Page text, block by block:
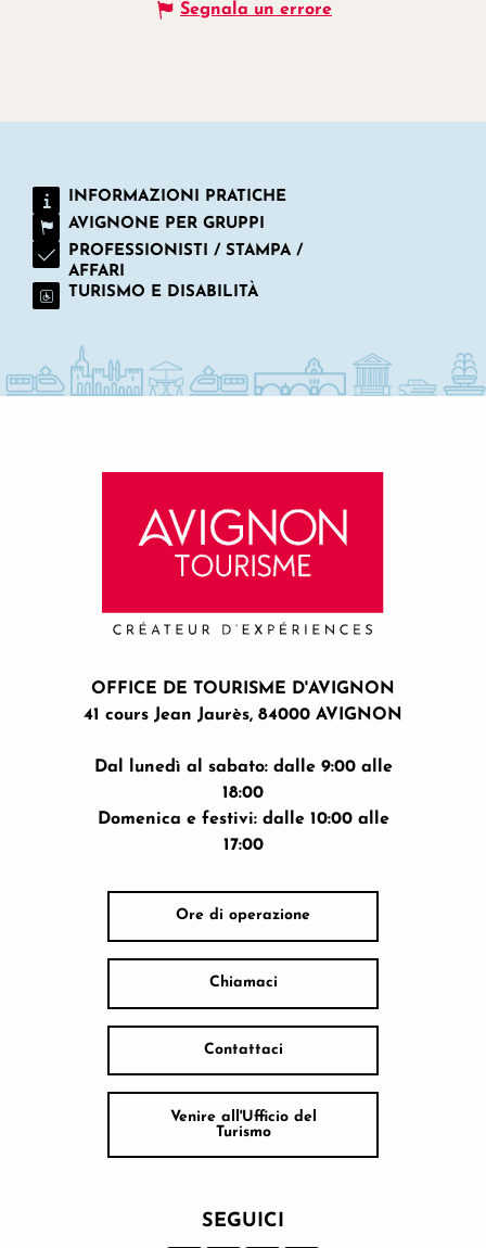
Segnala un errore
INFORMAZIONI PRATICHE
AVIGNONE PER GRUPPI
PROFESSIONISTI / STAMPA /
AFFARI
TURISMO E DISABILITÀ
OFFICE DE TOURISME D'AVIGNON
41 cours Jean Jaurès, 84000 AVIGNON
Dal lunedì al sabato: dalle 9:00 alle
18:00
Domenica e festivi: dalle 10:00 alle
17:00
Ore di operazione
Chiamaci
Contattaci
Venire all'Ufficio del
Turismo
SEGUICI